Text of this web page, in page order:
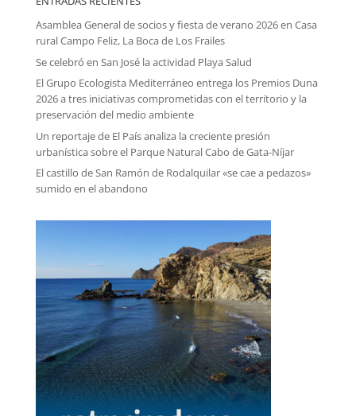
Asamblea General de socios y fiesta de verano 2026 en Casa
rural Campo Feliz, La Boca de Los Frailes
Se celebró en San José la actividad Playa Salud
El Grupo Ecologista Mediterráneo entrega los Premios Duna
2026 a tres iniciativas comprometidas con el territorio y la
preservación del medio ambiente
Un reportaje de El País analiza la creciente presión
urbanística sobre el Parque Natural Cabo de Gata-Níjar
El castillo de San Ramón de Rodalquilar «se cae a pedazos»
sumido en el abandono